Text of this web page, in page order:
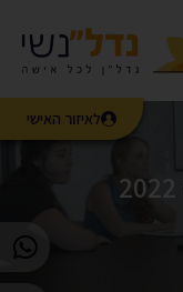
לאיזור האישי